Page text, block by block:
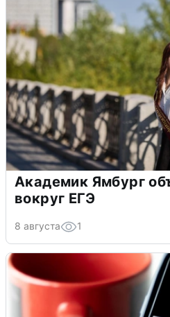
Академик Ямбург
вокруг ЕГЭ
8 августа 1